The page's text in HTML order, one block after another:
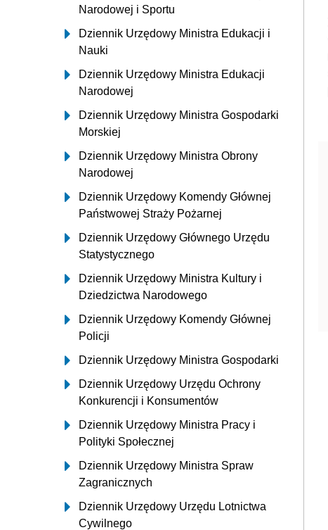
Narodowej i Sportu
Dziennik Urzędowy Ministra Edukacji i
Nauki
Dziennik Urzędowy Ministra Edukacji
Narodowej
Dziennik Urzędowy Ministra Gospodarki
Morskiej
Dziennik Urzędowy Ministra Obrony
Narodowej
Dziennik Urzędowy Komendy Głównej
Państwowej Straży Pożarnej
Dziennik Urzędowy Głównego Urzędu
Statystycznego
Dziennik Urzędowy Ministra Kultury i
Dziedzictwa Narodowego
Dziennik Urzędowy Komendy Głównej
Policji
Dziennik Urzędowy Ministra Gospodarki
Dziennik Urzędowy Urzędu Ochrony
Konkurencji i Konsumentów
Dziennik Urzędowy Ministra Pracy i
Polityki Społecznej
Dziennik Urzędowy Ministra Spraw
Zagranicznych
Dziennik Urzędowy Urzędu Lotnictwa
Cywilnego